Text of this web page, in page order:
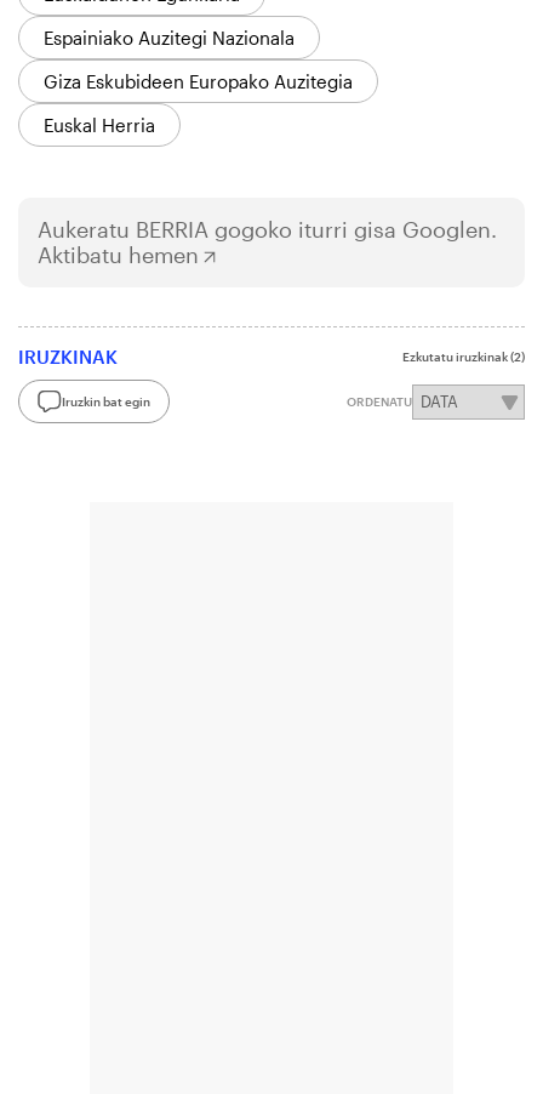
Espainiako Auzitegi Nazionala
Giza Eskubideen Europako Auzitegia
Euskal Herria
Aukeratu BERRIA gogoko iturri gisa Googlen.
Aktibatu hemen
IRUZKINAK Ezkutatu iruzkinak(2)
Iruzkin bat egin ORDENATU